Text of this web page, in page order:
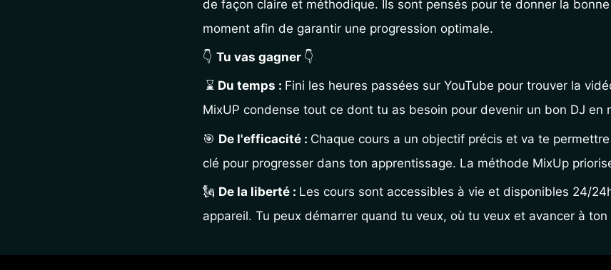
de façon claire et méthodique. Ils sont pensés pour te donner la
moment afin de garantir une progression optimale.
👇 Tu vas gagner 👇
⌛ Du temps : Fini les heures passées sur YouTube pour trouver la
MixUP condense tout ce dont tu as besoin pour devenir un bon DJ en
🎯 De l'efficacité : Chaque cours a un objectif précis et va te
clé pour progresser dans ton apprentissage. La méthode MixUp
🗽 De la liberté : Les cours sont accessibles à vie et disponibles 24/
appareil. Tu peux démarrer quand tu veux, où tu veux et avancer à ton